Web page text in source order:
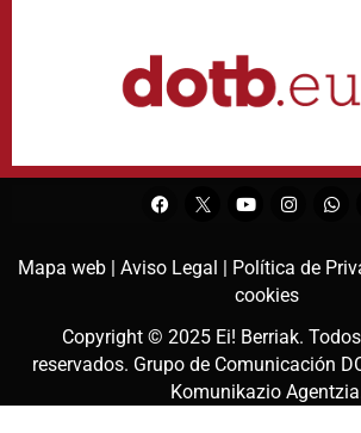
Mapa web | Aviso Legal | Política de
cookies
Copyright © 2025 Ei! Berriak.
reservados. Grupo de Comunicación
Komunikazio Agentzia